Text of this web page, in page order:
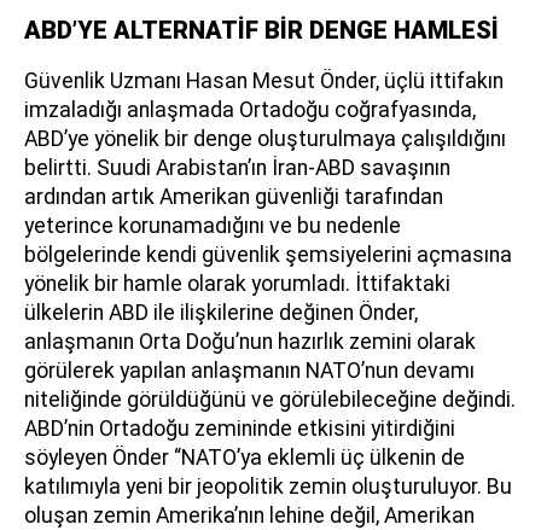
ABD’YE ALTERNATİF BİR DENGE HAMLESİ
Güvenlik Uzmanı Hasan Mesut Önder, üçlü ittifakın
imzaladığı anlaşmada Ortadoğu coğrafyasında,
ABD’ye yönelik bir denge oluşturulmaya çalışıldığını
belirtti. Suudi Arabistan’ın İran-ABD savaşının
ardından artık Amerikan güvenliği tarafından
yeterince korunamadığını ve bu nedenle
bölgelerinde kendi güvenlik şemsiyelerini açmasına
yönelik bir hamle olarak yorumladı. İttifaktaki
ülkelerin ABD ile ilişkilerine değinen Önder,
anlaşmanın Orta Doğu’nun hazırlık zemini olarak
görülerek yapılan anlaşmanın NATO’nun devamı
niteliğinde görüldüğünü ve görülebileceğine değindi.
ABD’nin Ortadoğu zemininde etkisini yitirdiğini
söyleyen Önder “NATO’ya eklemli üç ülkenin de
katılımıyla yeni bir jeopolitik zemin oluşturuluyor. Bu
oluşan zemin Amerika’nın lehine değil, Amerikan